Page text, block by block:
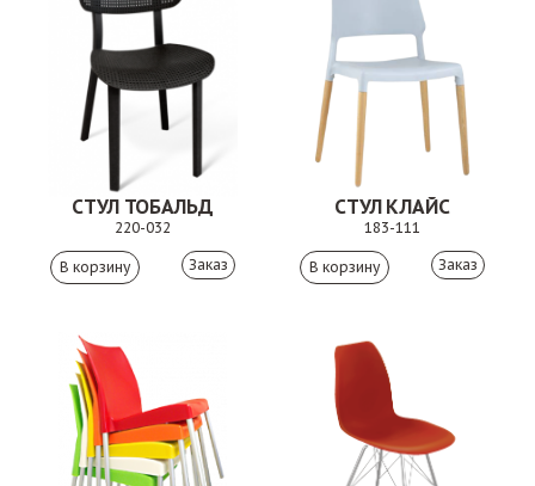
СТУЛ ТОБАЛЬД
220-032
Заказ
СТУЛ КЛАЙС
183-111
Заказ